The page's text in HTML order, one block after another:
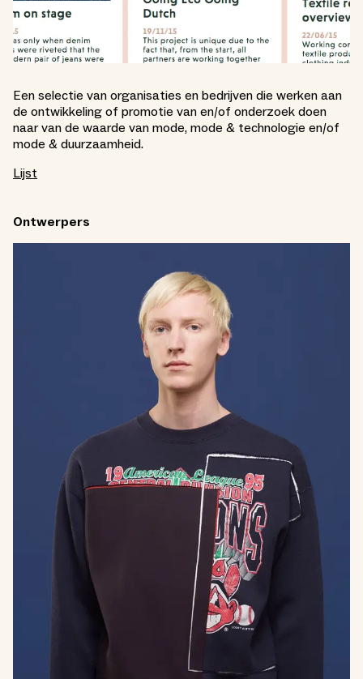
Een selectie van organisaties en bedrijven die werken aan
de ontwikkeling of promotie van en/of onderzoek doen
naar van de waarde van mode, mode & technologie en/of
mode & duurzaamheid.
Lijst
Ontwerpers